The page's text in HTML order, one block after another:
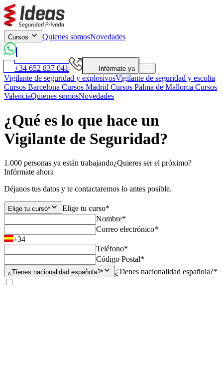
Cursos Quienes somosNovedades
+34 652 837 041 Infórmate ya
Vigilante de seguridad y explosivosVigilante de seguridad y escolta
Cursos Barcelona Cursos Madrid Cursos Palma de Mallorca Cursos
ValenciaQuienes somosNovedades
¿Qué es lo que hace un
Vigilante de Seguridad?
1.000 personas ya están trabajando¿Quieres ser el próximo?
Infórmate ahora
Déjanos tus datos y te contactaremos lo antes posible.
Elige tu curso*
Elige tu curso*
Nombre*
Correo electrónico*
+34
Teléfono*
Código Postal*
¿Tienes nacionalidad española?* ¿Tienes nacionalidad española?*